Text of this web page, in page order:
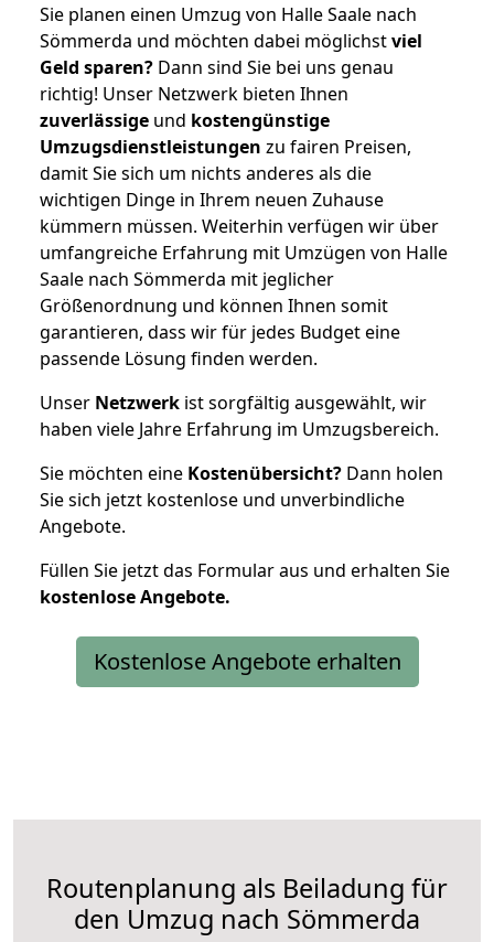
Sie planen einen Umzug von Halle Saale nach
Sömmerda und möchten dabei möglichstviel
Geld sparen? Dann sind Sie bei uns genau
richtig! Unser Netzwerk bieten Ihnen
zuverlässige und kostengünstige
Umzugsdienstleistungen zu fairen Preisen,
damit Sie sich um nichts anderes als die
wichtigen Dinge in Ihrem neuen Zuhause
kümmern müssen. Weiterhin verfügen wir über
umfangreiche Erfahrung mit Umzügen von Halle
Saale nach Sömmerda mit jeglicher
Größenordnung und können Ihnen somit
garantieren, dass wir für jedes Budget eine
passende Lösung finden werden.
Unser Netzwerk ist sorgfältig ausgewählt, wir
haben viele Jahre Erfahrung im Umzugsbereich.
Sie möchten eine Kostenübersicht? Dann holen
Sie sich jetzt kostenlose und unverbindliche
Angebote.
Füllen Sie jetzt das Formular aus und erhalten Sie
kostenloseAngebote.
Kostenlose Angebote erhalten
Routenplanung als Beiladung für
den Umzug nach Sömmerda